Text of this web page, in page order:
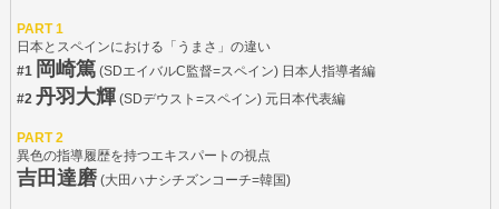
PART 1
日本とスペインにおける「うまさ」の違い
#1 岡崎篤(SDエイバルC監督=スペイン) 日本人指導者編
#2 丹羽大輝(SDデウスト=スペイン) 元日本代表編
PART 2
異色の指導履歴を持つエキスパートの視点
吉田達磨(大田ハナシチズンコーチ=韓国)